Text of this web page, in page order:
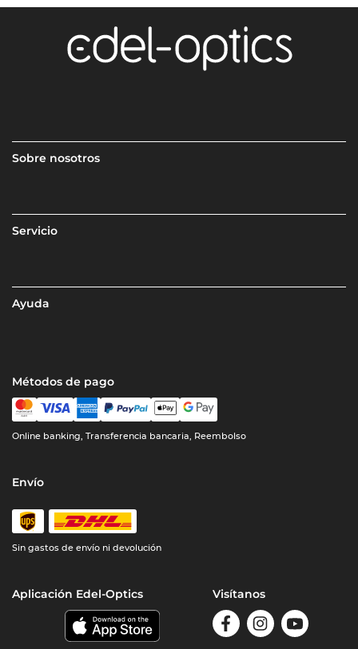
Sobre nosotros
Servicio
Ayuda
Métodos de pago
Online banking, Transferencia bancaria, Reembolso
Envío
Sin gastos de envío ni devolución
Aplicación Edel-Optics Visítanos